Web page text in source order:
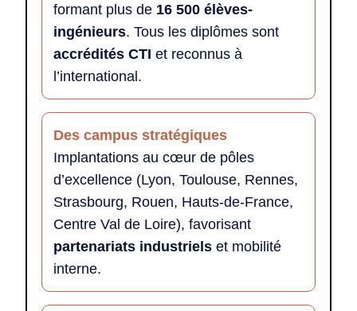
formant plus de 16 500 élèves-
ingénieurs. Tous les diplômes sont
accrédités CTI et reconnus à
l’international.
Des campus stratégiques
Implantations au cœur de pôles
d’excellence (Lyon, Toulouse, Rennes,
Strasbourg, Rouen, Hauts-de-France,
Centre Val de Loire), favorisant
partenariats industriels et mobilité
interne.